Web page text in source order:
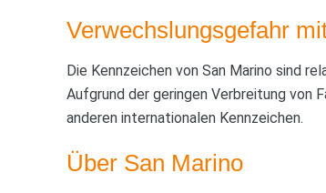
Verwechslungsgefahr
Die Kennzeichen von San Marino sind
Aufgrund der geringen Verbreitung von
anderen internationalen Kennzeichen.
Über San Marino